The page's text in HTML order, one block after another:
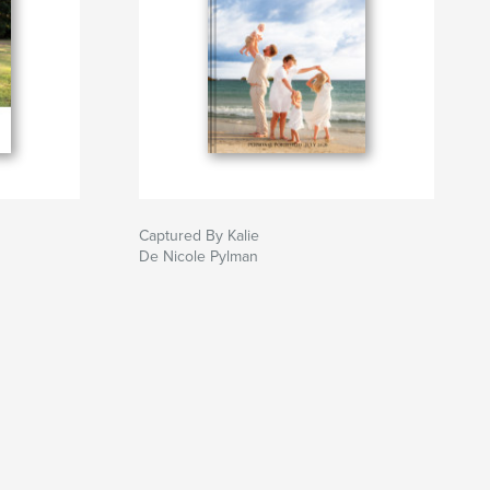
Captured By Kalie
De Nicole Pylman